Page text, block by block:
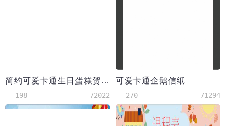
简约可爱卡通生日蛋糕贺卡
198 72022
可爱卡通企鹅信纸
270 71294